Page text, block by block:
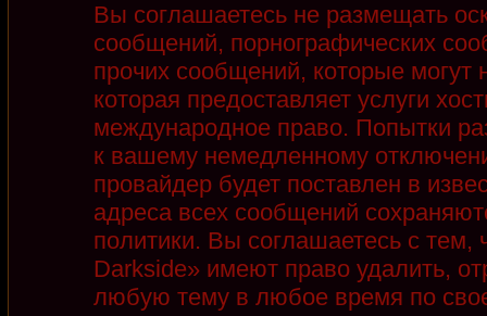
Вы соглашаетесь не размещать
сообщений, порнографических
прочих сообщений, которые
которая предоставляет услуги
международное право. Попытки
к вашему немедленному
провайдер будет поставлен в
адреса всех сообщений
политики. Вы соглашаетесь с
Darkside» имеют право удалить,
любую тему в любое время по